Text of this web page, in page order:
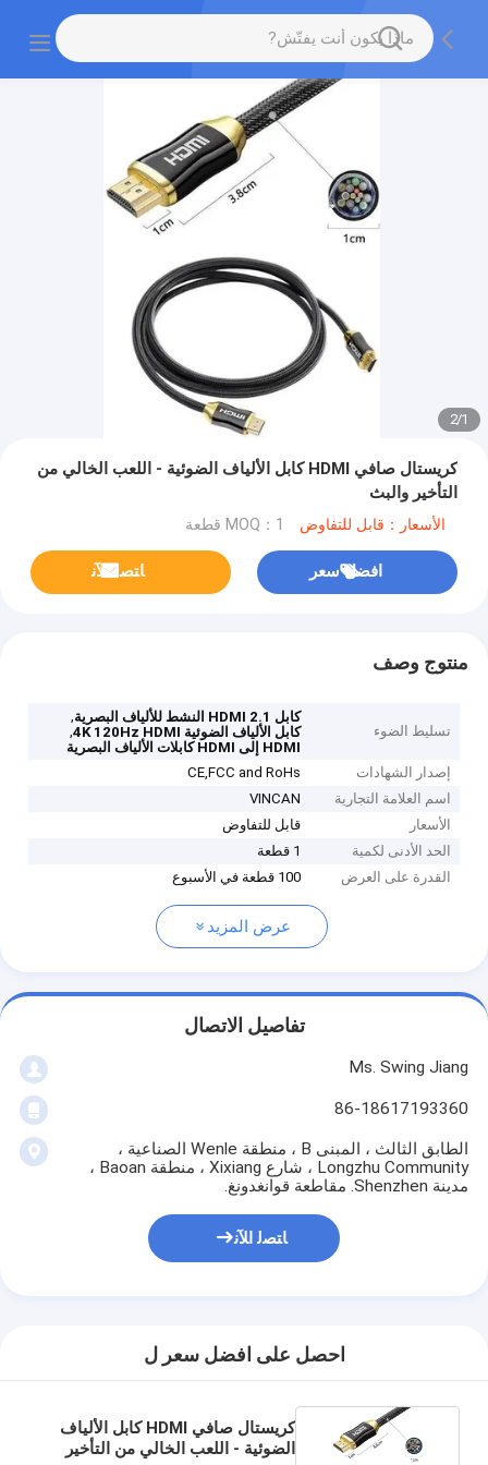
1
/
2
كريستال صافي HDMI كابل الألياف الضوئية - اللعب الخالي من
التأخير والبث
الأسعار：قابل للتفاوض MOQ：1 قطعة
افضل سعر ﺎﺘﺼﻟ ﺍﻶﻧ
منتوج وصف
تسليط الضوء
كابل HDMI 2.1 النشط للألياف البصرية
,
كابل الألياف الضوئية 4K 120Hz HDMI
,
HDMI إلى HDMI كابلات الألياف البصرية
إصدار الشهادات
CE,FCC and RoHs
اسم العلامة التجارية
VINCAN
الأسعار
قابل للتفاوض
الحد الأدنى لكمية
1 قطعة
القدرة على العرض
100 قطعة في الأسبوع
عرض المزيد
تفاصيل الاتصال
Ms. Swing Jiang
86-18617193360
الطابق الثالث ، المبنى B ، منطقة Wenle الصناعية ،
Longzhu Community ، شارع Xixiang ، منطقة Baoan ،
مدينة Shenzhen. مقاطعة قوانغدونغ.
ﺎﺘﺼﻟ ﺍﻶﻧ
احصل على افضل سعر ل
كريستال صافي HDMI كابل الألياف
الضوئية - اللعب الخالي من التأخير